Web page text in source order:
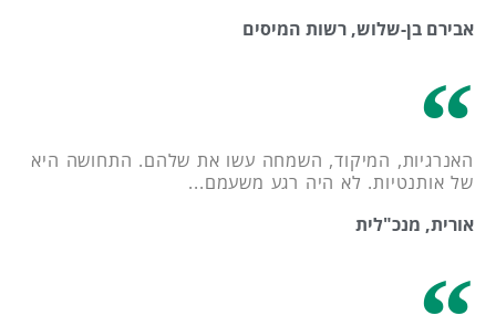
אבירם בן-שלוש, רשות המיסים
האנרגיות, המיקוד, השמחה עשו את שלהם. התחושה היא
של אותנטיות. לא היה רגע משעמם...
אורית, מנכ"לית